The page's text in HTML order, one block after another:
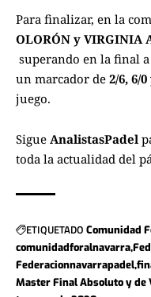
Para finalizar, en la
OLORÓN y VIRGINIA
superando en la final a
un marcador de 2/6, 6/0
juego.
Sigue AnalistasPadel
toda la actualidad del
ETIQUETADO Comunidad
comunidadforalnavarra
Federacionnavarrapadel
Master Final Absoluto y de